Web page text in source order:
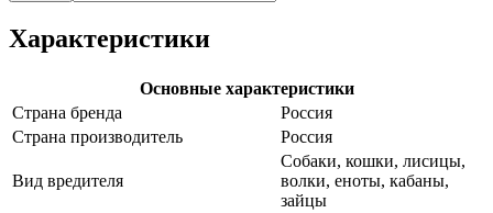
Характеристики
Основные характеристики
Страна бренда
Россия
Страна производитель
Россия
Вид вредителя
Собаки, кошки, лисицы,
волки, еноты, кабаны,
зайцы